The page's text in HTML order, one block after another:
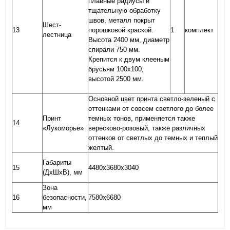
13
Шест-
лестница
тщательную обработку
швов, металл покрыт
порошковой краской.
Высота 2400 мм, диаметр
спирали 750 мм.
Крепится к двум клееным
брусьям 100х100,
высотой 2500 мм.
1 комплект
14
Принт
«Лукоморье»
Основной цвет принта светло-зеленый с
оттенками от совсем светлого до более
темных тонов, применяется также
вересково-розовый, также различных
оттенков от светлых до темных и теплый
желтый.
15
Габариты
(ДхШхВ), мм
4480х3680х3040
16
Зона
безопасности,
мм
7580х6680